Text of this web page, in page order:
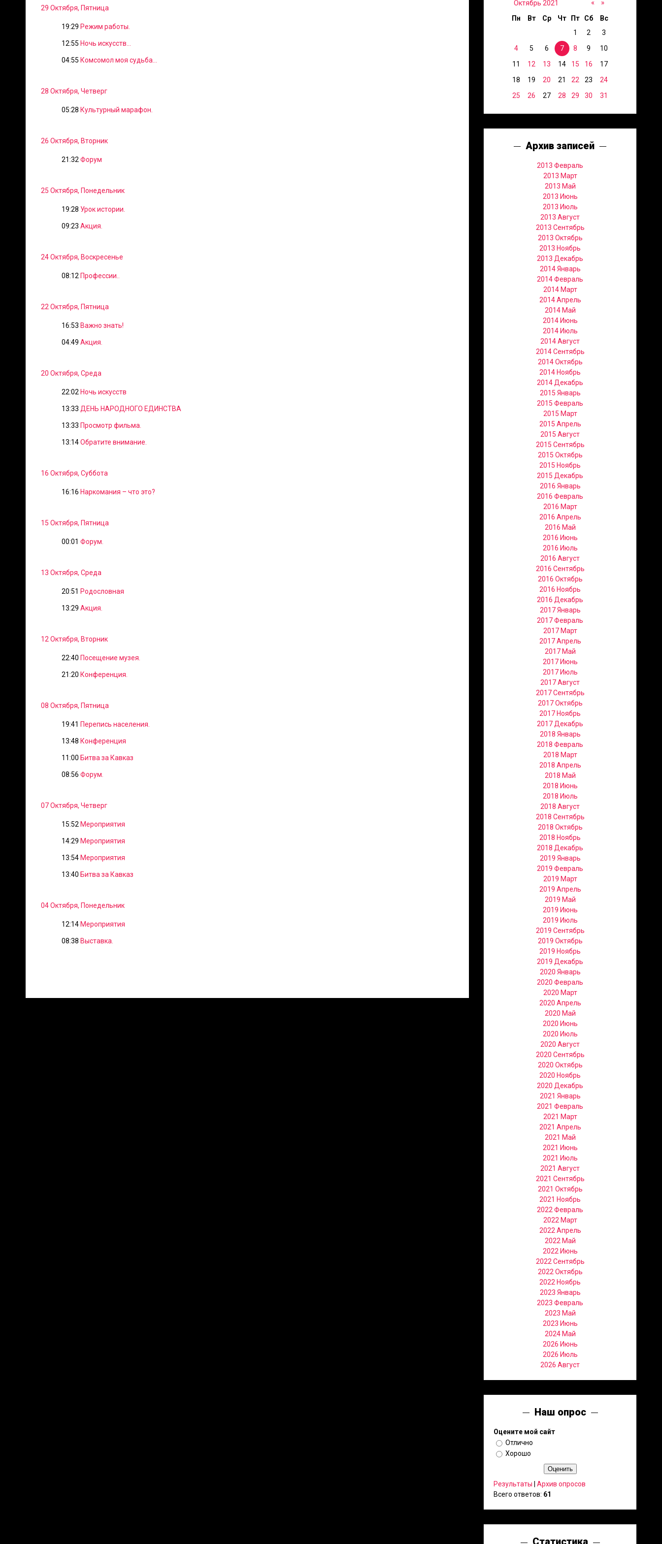
29 Октября, Пятница
19:29 Режим работы.
12:55 Ночь искусств...
04:55 Комсомол моя судьба...
28 Октября, Четверг
05:28 Культурный марафон.
26 Октября, Вторник
21:32 Форум
25 Октября, Понедельник
19:28 Урок истории.
09:23 Акция.
24 Октября, Воскресенье
08:12 Профессии..
22 Октября, Пятница
16:53 Важно знать!
04:49 Акция.
20 Октября, Среда
22:02 Ночь искусств
13:33 ДЕНЬ НАРОДНОГО ЕДИНСТВА
13:33 Просмотр фильма.
13:14Обратите внимание.
16 Октября, Суббота
16:16 Наркомания – что это?
15 Октября, Пятница
00:01 Форум.
13 Октября, Среда
20:51 Родословная
13:29 Акция.
12 Октября, Вторник
22:40 Посещение музея.
21:20 Конференция.
08 Октября, Пятница
19:41 Перепись населения.
13:48 Конференция
11:00 Битва за Кавказ
08:56 Форум.
07 Октября, Четверг
15:52 Мероприятия
14:29 Мероприятия
13:54 Мероприятия
13:40 Битва за Кавказ
04 Октября, Понедельник
12:14 Мероприятия
08:38 Выставка.
«
Октябрь 2021 »
Пн Вт Ср Чт Пт Сб
Вс
1
2
3
4
5 6 7 8 9
10
11
12 13 14 15 16
17
18
19 20 21 22 23
24
25
26 27 28 29 30 31
Архив записей
2013 Февраль
2013 Март
2013 Май
2013 Июнь
2013 Июль
2013 Август
2013 Сентябрь
2013 Октябрь
2013 Ноябрь
2013 Декабрь
2014 Январь
2014 Февраль
2014 Март
2014 Апрель
2014 Май
2014 Июнь
2014 Июль
2014 Август
2014 Сентябрь
2014 Октябрь
2014 Ноябрь
2014 Декабрь
2015 Январь
2015 Февраль
2015 Март
2015 Апрель
2015 Август
2015 Сентябрь
2015 Октябрь
2015 Ноябрь
2015 Декабрь
2016 Январь
2016 Февраль
2016 Март
2016 Апрель
2016 Май
2016 Июнь
2016 Июль
2016 Август
2016 Сентябрь
2016 Октябрь
2016 Ноябрь
2016 Декабрь
2017 Январь
2017 Февраль
2017 Март
2017 Апрель
2017 Май
2017 Июнь
2017 Июль
2017 Август
2017 Сентябрь
2017 Октябрь
2017 Ноябрь
2017 Декабрь
2018 Январь
2018 Февраль
2018 Март
2018 Апрель
2018 Май
2018 Июнь
2018 Июль
2018 Август
2018 Сентябрь
2018 Октябрь
2018 Ноябрь
2018 Декабрь
2019 Январь
2019 Февраль
2019 Март
2019 Апрель
2019 Май
2019 Июнь
2019 Июль
2019 Сентябрь
2019 Октябрь
2019 Ноябрь
2019 Декабрь
2020 Январь
2020 Февраль
2020 Март
2020 Апрель
2020 Май
2020 Июнь
2020 Июль
2020 Август
2020 Сентябрь
2020 Октябрь
2020 Ноябрь
2020 Декабрь
2021 Январь
2021 Февраль
2021 Март
2021 Апрель
2021 Май
2021 Июнь
2021 Июль
2021 Август
2021 Сентябрь
2021 Октябрь
2021 Ноябрь
2022 Февраль
2022 Март
2022 Апрель
2022 Май
2022 Июнь
2022 Сентябрь
2022 Октябрь
2022 Ноябрь
2023 Январь
2023 Февраль
2023 Май
2023 Июнь
2024 Май
2026 Июнь
2026 Июль
2026 Август
Наш опрос
Оцените мой сайт
Отлично
Хорошо
Результаты
Архив опросов
Всего ответов: 61